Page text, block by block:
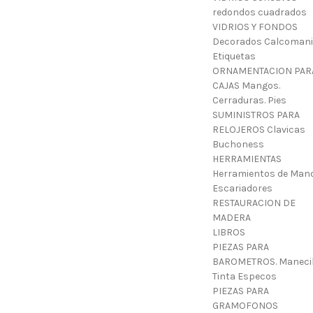
redondos cuadrados
VIDRIOS Y FONDOS
Decorados
Etiquetas
ORNAMENTACION
CAJAS Mangos.
Cerraduras. Pies
SUMINISTROS PARA
RELOJEROS Clavicas
Buchoness
HERRAMIENTAS
Herramientos de
Escariadores
RESTAURACION DE
MADERA
LIBROS
PIEZAS PARA
BAROMETROS.
Tinta Especos
PIEZAS PARA
GRAMOFONOS